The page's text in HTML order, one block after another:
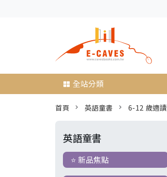
全站分類
首頁 英語童書 6-12 歲適讀
英語童書
⭐ 新品焦點